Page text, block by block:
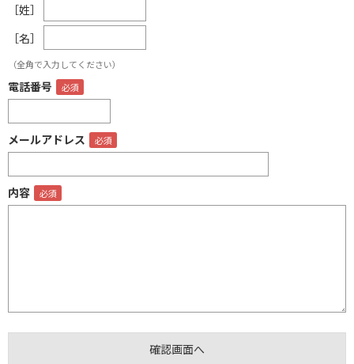
［姓］
［名］
（全角で入力してください）
電話番号
メールアドレス
内容